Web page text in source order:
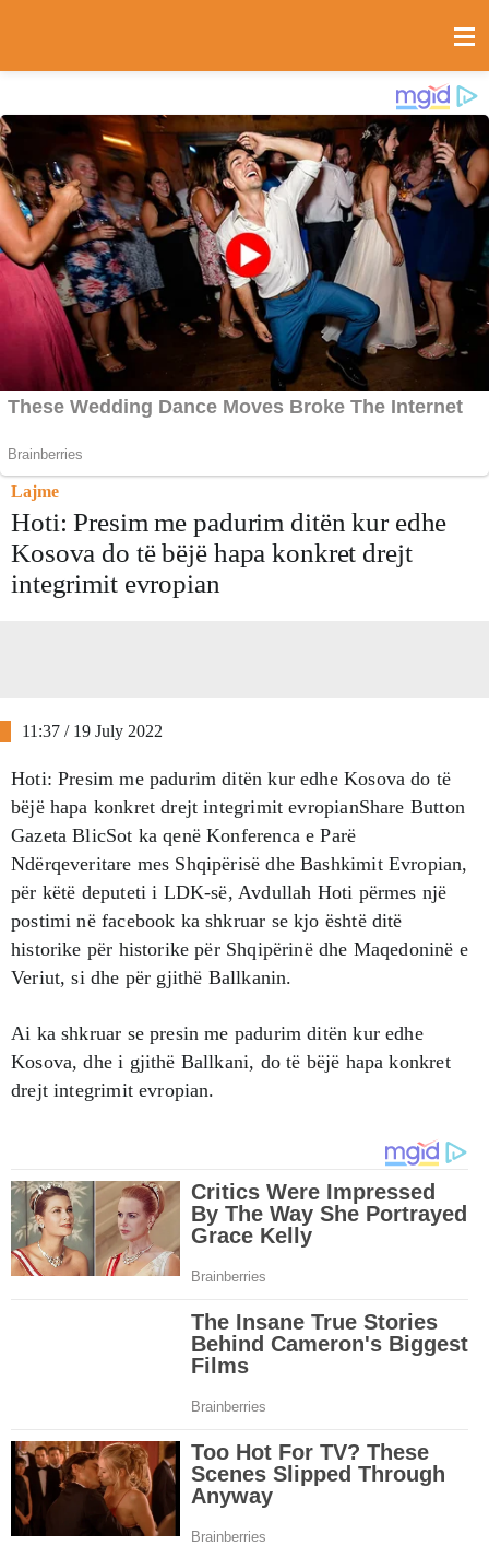
Lajme
Hoti: Presim me padurim ditën kur edhe
Kosova do të bëjë hapa konkret drejt
integrimit evropian
11:37 / 19 July 2022
Hoti: Presim me padurim ditën kur edhe Kosova do të
bëjë hapa konkret drejt integrimit evropianShare Button
Gazeta BlicSot ka qenë Konferenca e Parë
Ndërqeveritare mes Shqipërisë dhe Bashkimit Evropian,
për këtë deputeti i LDK-së, Avdullah Hoti përmes një
postimi në facebook ka shkruar se kjo është ditë
historike për historike për Shqipërinë dhe Maqedoninë e
Veriut, si dhe për gjithë Ballkanin.
Ai ka shkruar se presin me padurim ditën kur edhe
Kosova, dhe i gjithë Ballkani, do të bëjë hapa konkret
drejt integrimit evropian.